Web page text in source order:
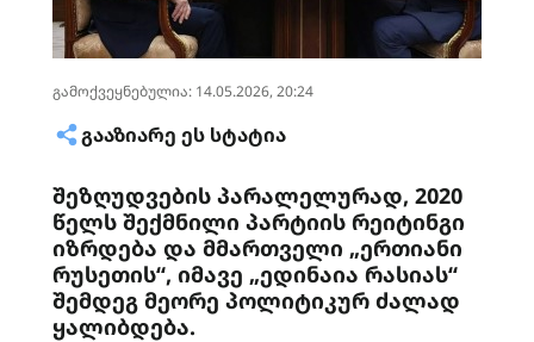
გამოქვეყნებულია: 14.05.2026, 20:24
ᲒᲐᲐᲖᲘᲐᲠᲔ ᲔᲡ ᲡᲢᲐᲢᲘᲐ
შეზღუდვების პარალელურად, 2020
წელს შექმნილი პარტიის რეიტინგი
იზრდება და მმართველი „ერთიანი
რუსეთის“, იმავე „ედინაია რასიას“
შემდეგ მეორე პოლიტიკურ ძალად
ყალიბდება.